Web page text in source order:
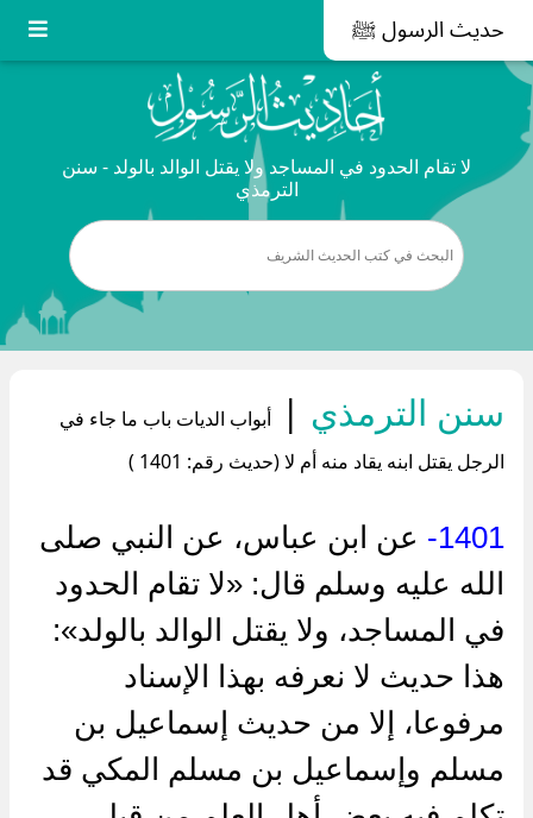
حديث الرسول ﷺ
لا تقام الحدود في المساجد ولا يقتل الوالد بالولد - سنن
الترمذي
سنن الترمذي |
أبواب الديات باب ما جاء في
الرجل يقتل ابنه يقاد منه أم لا (حديث رقم: 1401 )
1401-
عن ابن عباس، عن النبي صلى
الله عليه وسلم قال: «لا تقام الحدود
في المساجد، ولا يقتل الوالد بالولد»:
هذا حديث لا نعرفه بهذا الإسناد
مرفوعا، إلا من حديث إسماعيل بن
مسلم وإسماعيل بن مسلم المكي قد